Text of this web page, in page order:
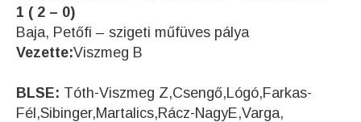
1 ( 2 – 0)
Baja, Petőfi – szigeti műfüves pálya
Vezette:Viszmeg B
BLSE: Tóth-Viszmeg Z,Csengő,Lógó,Farkas-
Fél,Sibinger,Martalics,Rácz-NagyE,Varga,